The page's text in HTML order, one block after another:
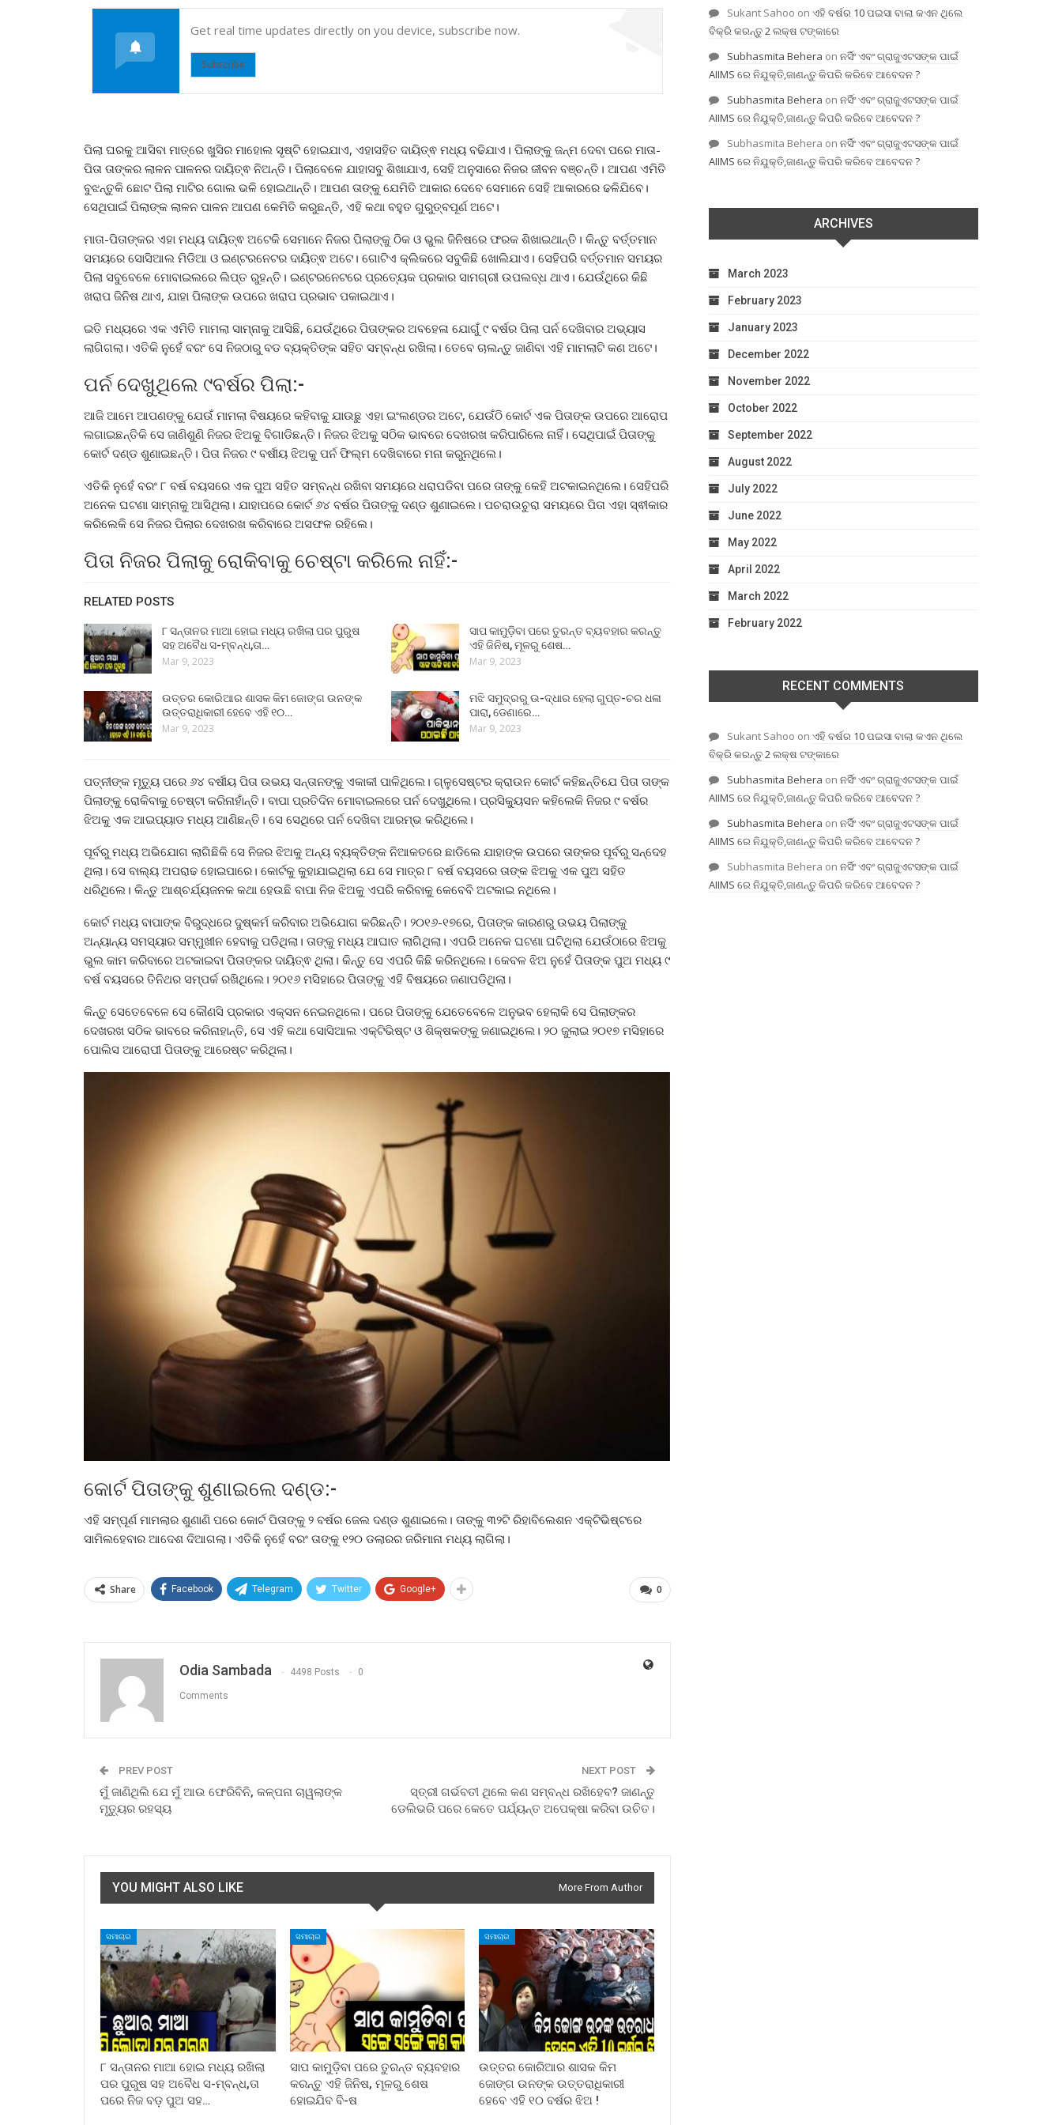
Get real time updates directly on you device, subscribe now.
Subscribe
ପିଲା ଘରକୁ ଆସିବା ମାତ୍ରେ ଖୁସିର ମାହୋଲ ସୃଷ୍ଟି ହୋଇଯାଏ, ଏହାସହିତ ଦାୟିତ୍ଵ ମଧ୍ୟ ବଢିଯାଏ। ପିଲାଙ୍କୁ ଜନ୍ମ ଦେବା ପରେ ମାତା-
ପିତା ତାଙ୍କର ଲାଳନ ପାଳନର ଦାୟିତ୍ଵ ନିଅନ୍ତି। ପିଲାବେଳେ ଯାହାସବୁ ଶିଖାଯାଏ, ସେହି ଅନୁସାରେ ନିଜର ଜୀବନ ବଞ୍ଚନ୍ତି। ଆପଣ ଏମିତି
ବୁଝନ୍ତୁକି ଛୋଟ ପିଲା ମାଟିର ଗୋଲ ଭଳି ହୋଇଥାନ୍ତି। ଆପଣ ତାଙ୍କୁ ଯେମିତି ଆକାର ଦେବେ ସେମାନେ ସେହି ଆକାରରେ ଢଳିଯିବେ।
ସେଥିପାଇଁ ପିଲାଙ୍କ ଲାଳନ ପାଳନ ଆପଣ କେମିତି କରୁଛନ୍ତି, ଏହି କଥା ବହୁତ ଗୁରୁତ୍ବପୂର୍ଣ ଅଟେ।
ମାତା-ପିତାଙ୍କର ଏହା ମଧ୍ୟ ଦାୟିତ୍ଵ ଅଟେକି ସେମାନେ ନିଜର ପିଲାଙ୍କୁ ଠିକ ଓ ଭୁଲ ଜିନିଷରେ ଫରକ ଶିଖାଇଥାନ୍ତି। କିନ୍ତୁ ବର୍ତ୍ତମାନ
ସମୟରେ ସୋସିଆଲ ମିଡିଆ ଓ ଇଣ୍ଟରନେଟର ଦାୟିତ୍ଵ ଅଟେ। ଗୋଟିଏ କ୍ଲିକରେ ସବୁକିଛି ଖୋଲିଯାଏ। ସେହିପରି ବର୍ତ୍ତମାନ ସମୟର
ପିଲା ସବୁବେଳେ ମୋବାଇଲରେ ଲିପ୍ତ ରୁହନ୍ତି। ଇଣ୍ଟରନେଟରେ ପ୍ରତ୍ୟେକ ପ୍ରକାର ସାମଗ୍ରୀ ଉପଲବ୍ଧ ଥାଏ। ଯେଉଁଥିରେ କିଛି
ଖରାପ ଜିନିଷ ଥାଏ, ଯାହା ପିଲାଙ୍କ ଉପରେ ଖରାପ ପ୍ରଭାବ ପକାଇଥାଏ।
ଇତି ମଧ୍ୟରେ ଏକ ଏମିତି ମାମଲା ସାମ୍ନାକୁ ଆସିଛି, ଯେଉଁଥିରେ ପିତାଙ୍କର ଅବହେଳା ଯୋଗୁଁ ୯ ବର୍ଷର ପିଲା ପର୍ନ ଦେଖିବାର ଅଭ୍ୟାସ
ଲାଗିଗଲା। ଏତିକି ନୁହେଁ ବରଂ ସେ ନିଜଠାରୁ ବଡ ବ୍ୟକ୍ତିଙ୍କ ସହିତ ସମ୍ବନ୍ଧ ରଖିଲା। ତେବେ ଚାଲନ୍ତୁ ଜାଣିବା ଏହି ମାମଲାଟି କଣ ଅଟେ।
ପର୍ନ ଦେଖୁଥିଲେ ୯ବର୍ଷର ପିଲା:-
ଆଜି ଆମେ ଆପଣଙ୍କୁ ଯେଉଁ ମାମଲା ବିଷୟରେ କହିବାକୁ ଯାଉଛୁ ଏହା ଇଂଲଣ୍ଡର ଅଟେ, ଯେଉଁଠି କୋର୍ଟ ଏକ ପିତାଙ୍କ ଉପରେ ଆରୋପ
ଲଗାଇଛନ୍ତିକି ସେ ଜାଣିଶୁଣି ନିଜର ଝିଅକୁ ବିଗାଡିଛନ୍ତି। ନିଜର ଝିଅକୁ ସଠିକ ଭାବରେ ଦେଖରଖ କରିପାରିଲେ ନାହିଁ। ସେଥିପାଇଁ ପିତାଙ୍କୁ
କୋର୍ଟ ଦଣ୍ଡ ଶୁଣାଇଛନ୍ତି। ପିତା ନିଜର ୯ ବର୍ଷୀୟ ଝିଅକୁ ପର୍ନ ଫିଲ୍ମ ଦେଖିବାରେ ମନା କରୁନଥିଲେ।
ଏତିକି ନୁହେଁ ବରଂ ୮ ବର୍ଷ ବୟସରେ ଏକ ପୁଅ ସହିତ ସମ୍ବନ୍ଧ ରଖିବା ସମୟରେ ଧରାପଡିବା ପରେ ତାଙ୍କୁ କେହି ଅଟକାଇନଥିଲେ। ସେହିପରି
ଅନେକ ଘଟଣା ସାମ୍ନାକୁ ଆସିଥିଲା। ଯାହାପରେ କୋର୍ଟ ୬୪ ବର୍ଷର ପିତାଙ୍କୁ ଦଣ୍ଡ ଶୁଣାଇଲେ। ପଚରାଉଚୁରା ସମୟରେ ପିତା ଏହା ସ୍ଵୀକାର
କରିଲେକି ସେ ନିଜର ପିଲାର ଦେଖରଖ କରିବାରେ ଅସଫଳ ରହିଲେ।
ପିତା ନିଜର ପିଲାକୁ ରୋକିବାକୁ ଚେଷ୍ଟା କରିଲେ ନାହିଁ:-
RELATED POSTS
୮ ସନ୍ତାନର ମାଆ ହୋଇ ମଧ୍ୟ ରଖିଲା ପର ପୁରୁଷ
ସହ ଅବୈଧ ସ-ମ୍ବନ୍ଧ,ତା…
Mar 9, 2023
ସାପ କାମୁଡ଼ିବା ପରେ ତୁରନ୍ତ ବ୍ୟବହାର କରନ୍ତୁ
ଏହି ଜିନିଷ, ମୂଳରୁ ଶେଷ…
Mar 9, 2023
ଉତ୍ତର କୋରିଆର ଶାସକ କିମ ଜୋଙ୍ଗ ଉନଙ୍କ
ଉତ୍ତରାଧିକାରୀ ହେବେ ଏହି ୧୦…
Mar 9, 2023
ମଝି ସମୁଦ୍ରରୁ ଉ-ଦ୍ଧାର ହେଲା ଗୁପ୍ତ-ଚର ଧଳା
ପାରା, ଡେଣାରେ…
Mar 9, 2023
ପତ୍ନୀଙ୍କ ମୃତ୍ୟୁ ପରେ ୬୪ ବର୍ଷୀୟ ପିତା ଉଭୟ ସନ୍ତାନଙ୍କୁ ଏକାକୀ ପାଳିଥିଲେ। ଗ୍ଳୁସେଷ୍ଟର କ୍ରାଉନ କୋର୍ଟ କହିଛନ୍ତିଯେ ପିତା ତାଙ୍କ
ପିଲାଙ୍କୁ ରୋକିବାକୁ ଚେଷ୍ଟା କରିନାହାଁନ୍ତି। ବାପା ପ୍ରତିଦିନ ମୋବାଇଲରେ ପର୍ନ ଦେଖୁଥିଲେ। ପ୍ରସିକ୍ୟୁସନ କହିଲେକି ନିଜର ୯ ବର୍ଷର
ଝିଅକୁ ଏକ ଆଇପ୍ୟାଡ ମଧ୍ୟ ଆଣିଛନ୍ତି। ସେ ସେଥିରେ ପର୍ନ ଦେଖିବା ଆରମ୍ଭ କରିଥିଲେ।
ପୂର୍ବରୁ ମଧ୍ୟ ଅଭିଯୋଗ ଲାଗିଛିକି ସେ ନିଜର ଝିଅକୁ ଅନ୍ୟ ବ୍ୟକ୍ତିଙ୍କ ନିଆକତରେ ଛାଡିଲେ ଯାହାଙ୍କ ଉପରେ ତାଙ୍କର ପୂର୍ବରୁ ସନ୍ଦେହ
ଥିଲା। ସେ ବାଲ୍ୟ ଅପରାଢ ହୋଇପାରେ। କୋର୍ଟକୁ କୁହାଯାଇଥିଲା ଯେ ସେ ମାତ୍ର ୮ ବର୍ଷ ବୟସରେ ତାଙ୍କ ଝିଅକୁ ଏକ ପୁଅ ସହିତ
ଧରିଥିଲେ। କିନ୍ତୁ ଆଶ୍ଚର୍ଯ୍ୟଜନକ କଥା ହେଉଛି ବାପା ନିଜ ଝିଅକୁ ଏପରି କରିବାକୁ କେବେବି ଅଟକାଇ ନଥିଲେ।
କୋର୍ଟ ମଧ୍ୟ ବାପାଙ୍କ ବିରୁଦ୍ଧରେ ଦୁଷ୍କର୍ମ କରିବାର ଅଭିଯୋଗ କରିଛନ୍ତି। ୨୦୧୬-୧୭ରେ, ପିତାଙ୍କ କାରଣରୁ ଉଭୟ ପିଲାଙ୍କୁ
ଅନ୍ୟାନ୍ୟ ସମସ୍ୟାର ସମ୍ମୁଖୀନ ହେବାକୁ ପଡିଥିଲା। ତାଙ୍କୁ ମଧ୍ୟ ଆଘାତ ଲାଗିଥିଲା। ଏପରି ଅନେକ ଘଟଣା ଘଟିଥିଲା ​​ଯେଉଁଠାରେ ଝିଅକୁ
ଭୁଲ କାମ କରିବାରେ ଅଟକାଇବା ପିତାଙ୍କର ଦାୟିତ୍ଵ ଥିଲା। କିନ୍ତୁ ସେ ଏପରି କିଛି କରିନଥିଲେ। କେବଳ ଝିଅ ନୁହେଁ ପିତାଙ୍କ ପୁଅ ମଧ୍ୟ ୯
ବର୍ଷ ବୟସରେ ତିନିଥର ସମ୍ପର୍କ ରଖିଥିଲେ। ୨୦୧୬ ମସିହାରେ ପିତାଙ୍କୁ ଏହି ବିଷୟରେ ଜଣାପଡିଥିଲା।
କିନ୍ତୁ ସେତେବେଳେ ସେ କୌଣସି ପ୍ରକାର ଏକ୍ସନ ନେଇନଥିଲେ। ପରେ ପିତାଙ୍କୁ ଯେତେବେଳେ ଅନୁଭବ ହେଲାକି ସେ ପିଲାଙ୍କର
ଦେଖରଖ ସଠିକ ଭାବରେ କରିନାହାନ୍ତି, ସେ ଏହି କଥା ସୋସିଆଲ ଏକ୍ଟିଭିଷ୍ଟ ଓ ଶିକ୍ଷକଙ୍କୁ ଜଣାଇଥିଲେ। ୨୦ ଜୁଲାଇ ୨୦୧୭ ମସିହାରେ
ପୋଲିସ ଆରୋପୀ ପିତାଙ୍କୁ ଆରେଷ୍ଟ କରିଥିଲା।
କୋର୍ଟ ପିତାଙ୍କୁ ଶୁଣାଇଲେ ଦଣ୍ଡ:-
ଏହି ସମ୍ପୂର୍ଣ ମାମଲାର ଶୁଣାଣି ପରେ କୋର୍ଟ ପିତାଙ୍କୁ ୨ ବର୍ଷର ଜେଲ ଦଣ୍ଡ ଶୁଣାଇଲେ। ତାଙ୍କୁ ୩୨ଟି ରିହାବିଲେଶନ ଏକ୍ଟିଭିଷ୍ଟରେ
ସାମିଲହେବାର ଆଦେଶ ଦିଆଗଲା। ଏତିକି ନୁହେଁ ବରଂ ତାଙ୍କୁ ୧୨୦ ଡଲାରର ଜରିମାନା ମଧ୍ୟ ଲାଗିଲା।
0
Share Facebook Telegram Twitter Google+
Odia Sambada 4498 Posts 0
Comments
PREV POST
ମୁଁ ଜାଣିଥିଲି ଯେ ମୁଁ ଆଉ ଫେରିବିନି, କଳ୍ପନା ଚାୱଲାଙ୍କ
ମୃତ୍ୟୁର ରହସ୍ୟ
NEXT POST
ସ୍ତ୍ରୀ ଗର୍ଭବତୀ ଥିଲେ କଣ ସମ୍ବନ୍ଧ ରଖିହେବ? ଜାଣନ୍ତୁ
ଡେଲିଭରି ପରେ କେତେ ପର୍ଯ୍ୟନ୍ତ ଅପେକ୍ଷା କରିବା ଉଚିତ।
YOU MIGHT ALSO LIKE More From Author
ସମାଚାର
୮ ସନ୍ତାନର ମାଆ ହୋଇ ମଧ୍ୟ ରଖିଲା
ପର ପୁରୁଷ ସହ ଅବୈଧ ସ-ମ୍ବନ୍ଧ,ତା
ପରେ ନିଜ ବଡ଼ ପୁଅ ସହ…
ସମାଚାର
ସାପ କାମୁଡ଼ିବା ପରେ ତୁରନ୍ତ ବ୍ୟବହାର
କରନ୍ତୁ ଏହି ଜିନିଷ, ମୂଳରୁ ଶେଷ
ହୋଇଯିବ ବି-ଷ
ସମାଚାର
ଉତ୍ତର କୋରିଆର ଶାସକ କିମ
ଜୋଙ୍ଗ ଉନଙ୍କ ଉତ୍ତରାଧିକାରୀ
ହେବେ ଏହି ୧୦ ବର୍ଷର ଝିଅ !
Sukant Sahoo on ଏହି ବର୍ଷର 10 ପଇସା ବାଲା କଏନ ଥିଲେ
ବିକ୍ରି କରନ୍ତୁ 2 ଲକ୍ଷ ଟଙ୍କାରେ
Subhasmita Behera on ନର୍ସିଂ ଏବଂ ଗ୍ରାଜୁଏଟସଙ୍କ ପାଇଁ
AIIMS ରେ ନିଯୁକ୍ତି,ଜାଣନ୍ତୁ କିପରି କରିବେ ଆବେଦନ ?
Subhasmita Behera on ନର୍ସିଂ ଏବଂ ଗ୍ରାଜୁଏଟସଙ୍କ ପାଇଁ
AIIMS ରେ ନିଯୁକ୍ତି,ଜାଣନ୍ତୁ କିପରି କରିବେ ଆବେଦନ ?
Subhasmita Behera on ନର୍ସିଂ ଏବଂ ଗ୍ରାଜୁଏଟସଙ୍କ ପାଇଁ
AIIMS ରେ ନିଯୁକ୍ତି,ଜାଣନ୍ତୁ କିପରି କରିବେ ଆବେଦନ ?
ARCHIVES
March 2023
February 2023
January 2023
December 2022
November 2022
October 2022
September 2022
August 2022
July 2022
June 2022
May 2022
April 2022
March 2022
February 2022
RECENT COMMENTS
Sukant Sahoo on ଏହି ବର୍ଷର 10 ପଇସା ବାଲା କଏନ ଥିଲେ
ବିକ୍ରି କରନ୍ତୁ 2 ଲକ୍ଷ ଟଙ୍କାରେ
Subhasmita Behera on ନର୍ସିଂ ଏବଂ ଗ୍ରାଜୁଏଟସଙ୍କ ପାଇଁ
AIIMS ରେ ନିଯୁକ୍ତି,ଜାଣନ୍ତୁ କିପରି କରିବେ ଆବେଦନ ?
Subhasmita Behera on ନର୍ସିଂ ଏବଂ ଗ୍ରାଜୁଏଟସଙ୍କ ପାଇଁ
AIIMS ରେ ନିଯୁକ୍ତି,ଜାଣନ୍ତୁ କିପରି କରିବେ ଆବେଦନ ?
Subhasmita Behera on ନର୍ସିଂ ଏବଂ ଗ୍ରାଜୁଏଟସଙ୍କ ପାଇଁ
AIIMS ରେ ନିଯୁକ୍ତି,ଜାଣନ୍ତୁ କିପରି କରିବେ ଆବେଦନ ?